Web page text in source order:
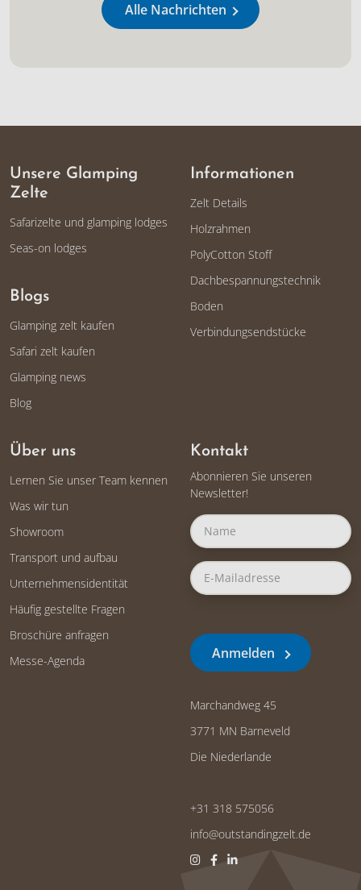
Alle Nachrichten
Unsere Glamping
Zelte
Safarizelte und glamping lodges
Seas-on lodges
Blogs
Glamping zelt kaufen
Safari zelt kaufen
Glamping news
Blog
Informationen
Zelt Details
Holzrahmen
PolyCotton Stoff
Dachbespannungstechnik
Boden
Verbindungsendstücke
Über uns
Lernen Sie unser Team kennen
Was wir tun
Showroom
Transport und aufbau
Unternehmensidentität
Häufig gestellte Fragen
Broschüre anfragen
Messe-Agenda
Kontakt
Abonnieren Sie unseren
Newsletter!
Anmelden
Marchandweg 45
3771 MN Barneveld
Die Niederlande
+31 318 575056
info@outstandingzelt.de